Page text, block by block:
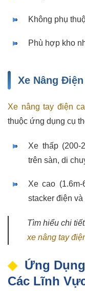
Không phụ
Phù hợp kho
Xe Nâng
Xe nâng tay điện
thuộc ứng dụng cụ
Xe thấp (200-
trên sàn, di
Xe cao
stacker điện
Tìm hiểu chi
xe nâng tay
Ứng
Các Lĩnh